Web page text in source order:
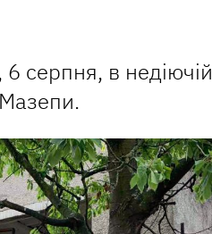
6 серпня, в недіючій